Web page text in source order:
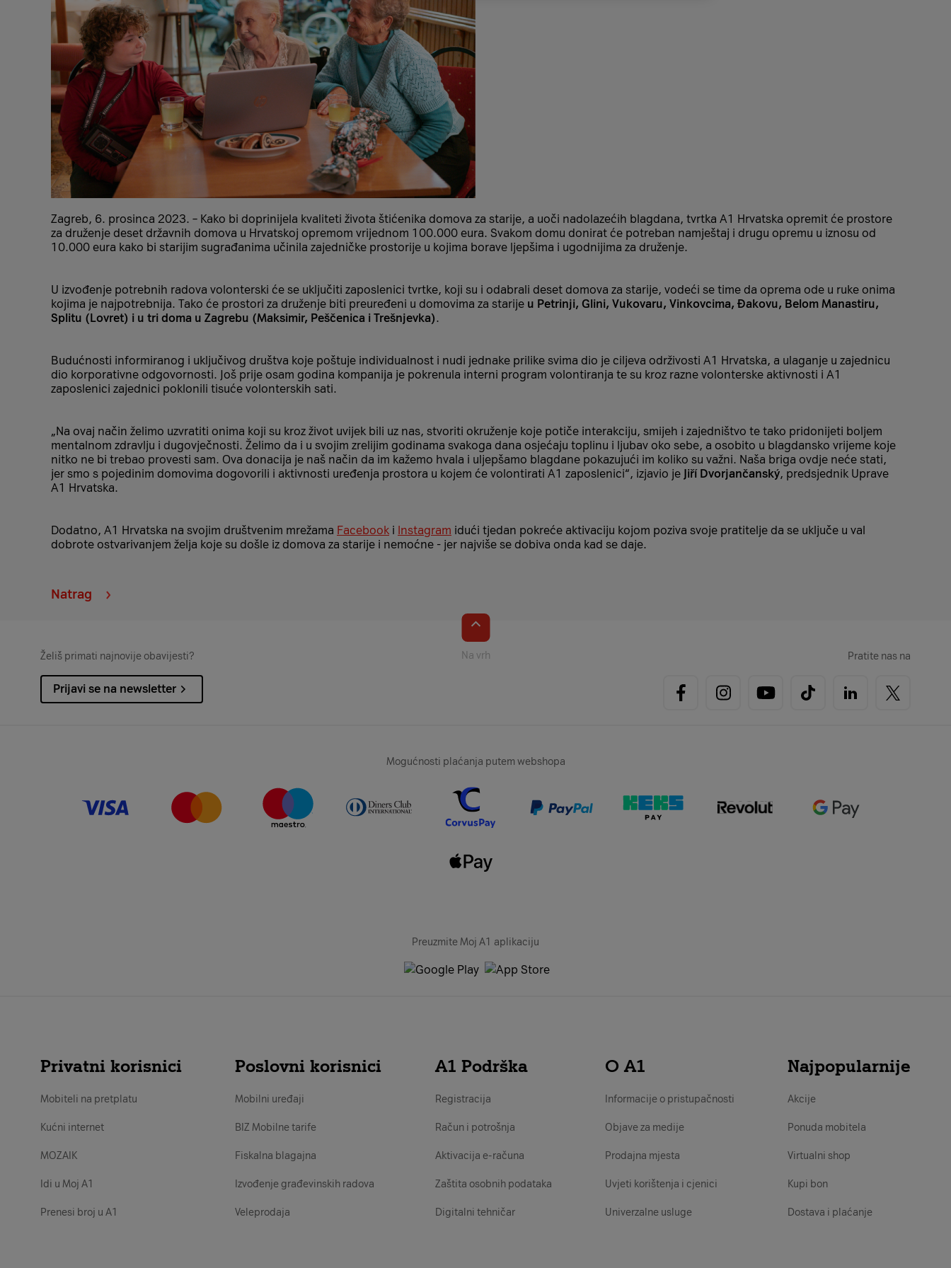
Zagreb, 6. prosinca 2023. – Kako bi doprinijela kvaliteti života štićenika domova za starije, a uoči nadolazećih blagdana, tvrtka A1 Hrvatska opremit će prostore
za druženje deset državnih domova u Hrvatskoj opremom vrijednom 100.000 eura. Svakom domu donirat će potreban namještaj i drugu opremu u iznosu od
10.000 eura kako bi starijim sugrađanima učinila zajedničke prostorije u kojima borave ljepšima i ugodnijima za druženje.
U izvođenje potrebnih radova volonterski će se uključiti zaposlenici tvrtke, koji su i odabrali deset domova za starije, vodeći se time da oprema ode u ruke onima
kojima je najpotrebnija. Tako će prostori za druženje biti preuređeni u domovima za starije u Petrinji, Glini, Vukovaru, Vinkovcima, Đakovu, Belom Manastiru,
Splitu (Lovret) i u tri doma u Zagrebu (Maksimir, Peščenica i Trešnjevka).
Budućnosti informiranog i uključivog društva koje poštuje individualnost i nudi jednake prilike svima dio je ciljeva održivosti A1 Hrvatska, a ulaganje u zajednicu
dio korporativne odgovornosti. Još prije osam godina kompanija je pokrenula interni program volontiranja te su kroz razne volonterske aktivnosti i A1
zaposlenici zajednici poklonili tisuće volonterskih sati.
„Na ovaj način želimo uzvratiti onima koji su kroz život uvijek bili uz nas, stvoriti okruženje koje potiče interakciju, smijeh i zajedništvo te tako pridonijeti boljem
mentalnom zdravlju i dugovječnosti. Želimo da i u svojim zrelijim godinama svakoga dana osjećaju toplinu i ljubav oko sebe, a osobito u blagdansko vrijeme koje
nitko ne bi trebao provesti sam. Ova donacija je naš način da im kažemo hvala i uljepšamo blagdane pokazujući im koliko su važni. Naša briga ovdje neće stati,
jer smo s pojedinim domovima dogovorili i aktivnosti uređenja prostora u kojem će volontirati A1 zaposlenici“, izjavio je Jiří Dvorjančanský, predsjednik Uprave
A1 Hrvatska.
Dodatno, A1 Hrvatska na svojim društvenim mrežama Facebook i Instagram idući tjedan pokreće aktivaciju kojom poziva svoje pratitelje da se uključe u val
dobrote ostvarivanjem želja koje su došle iz domova za starije i nemoćne - jer najviše se dobiva onda kad se daje.
Natrag
Na vrh
Želiš primati najnovije obavijesti?
Prijavi se na newsletter
Pratite nas na
Mogućnosti plaćanja putem webshopa
Preuzmite Moj A1 aplikaciju
Privatni korisnici
Mobiteli na pretplatu
Kućni internet
MOZAIK
Idi u Moj A1
Prenesi broj u A1
Poslovni korisnici
Mobilni uređaji
BIZ Mobilne tarife
Fiskalna blagajna
Izvođenje građevinskih radova
Veleprodaja
A1 Podrška
Registracija
Račun i potrošnja
Aktivacija e-računa
Zaštita osobnih podataka
Digitalni tehničar
O A1
Informacije o pristupačnosti
Objave za medije
Prodajna mjesta
Uvjeti korištenja i cjenici
Univerzalne usluge
Najpopularnije
Akcije
Ponuda mobitela
Virtualni shop
Kupi bon
Dostava i plaćanje